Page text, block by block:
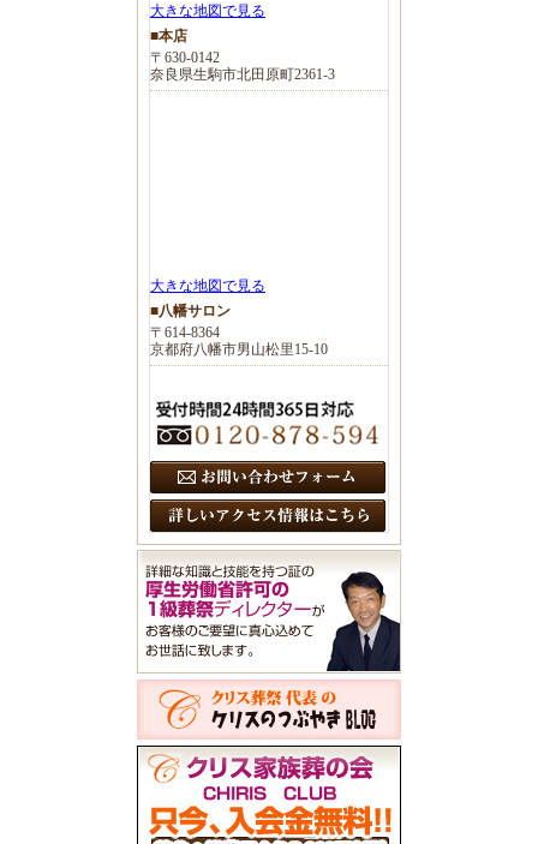
大きな地図で見る
■本店
〒630-0142
奈良県生駒市北田原町2361-3
大きな地図で見る
■八幡サロン
〒614-8364
京都府八幡市男山松里15-10